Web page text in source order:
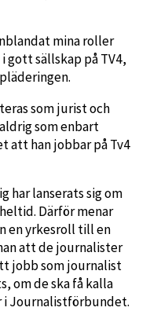
mina roller
gott sällskap på TV4,
som jurist och
som enbart
att han jobbar på Tv4
har lanserats sig om
Därför menar
en yrkesroll till en
att de journalister
jobb som journalist
om de ska få kalla
i Journalistförbundet.